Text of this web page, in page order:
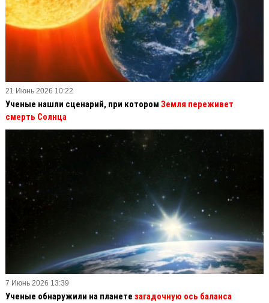
21 Июнь 2026 10:22
Ученые нашли сценарий, при котором Земля переживет
смерть Солнца
7 Июнь 2026 13:39
Ученые обнаружили на планете загадочную ось баланса